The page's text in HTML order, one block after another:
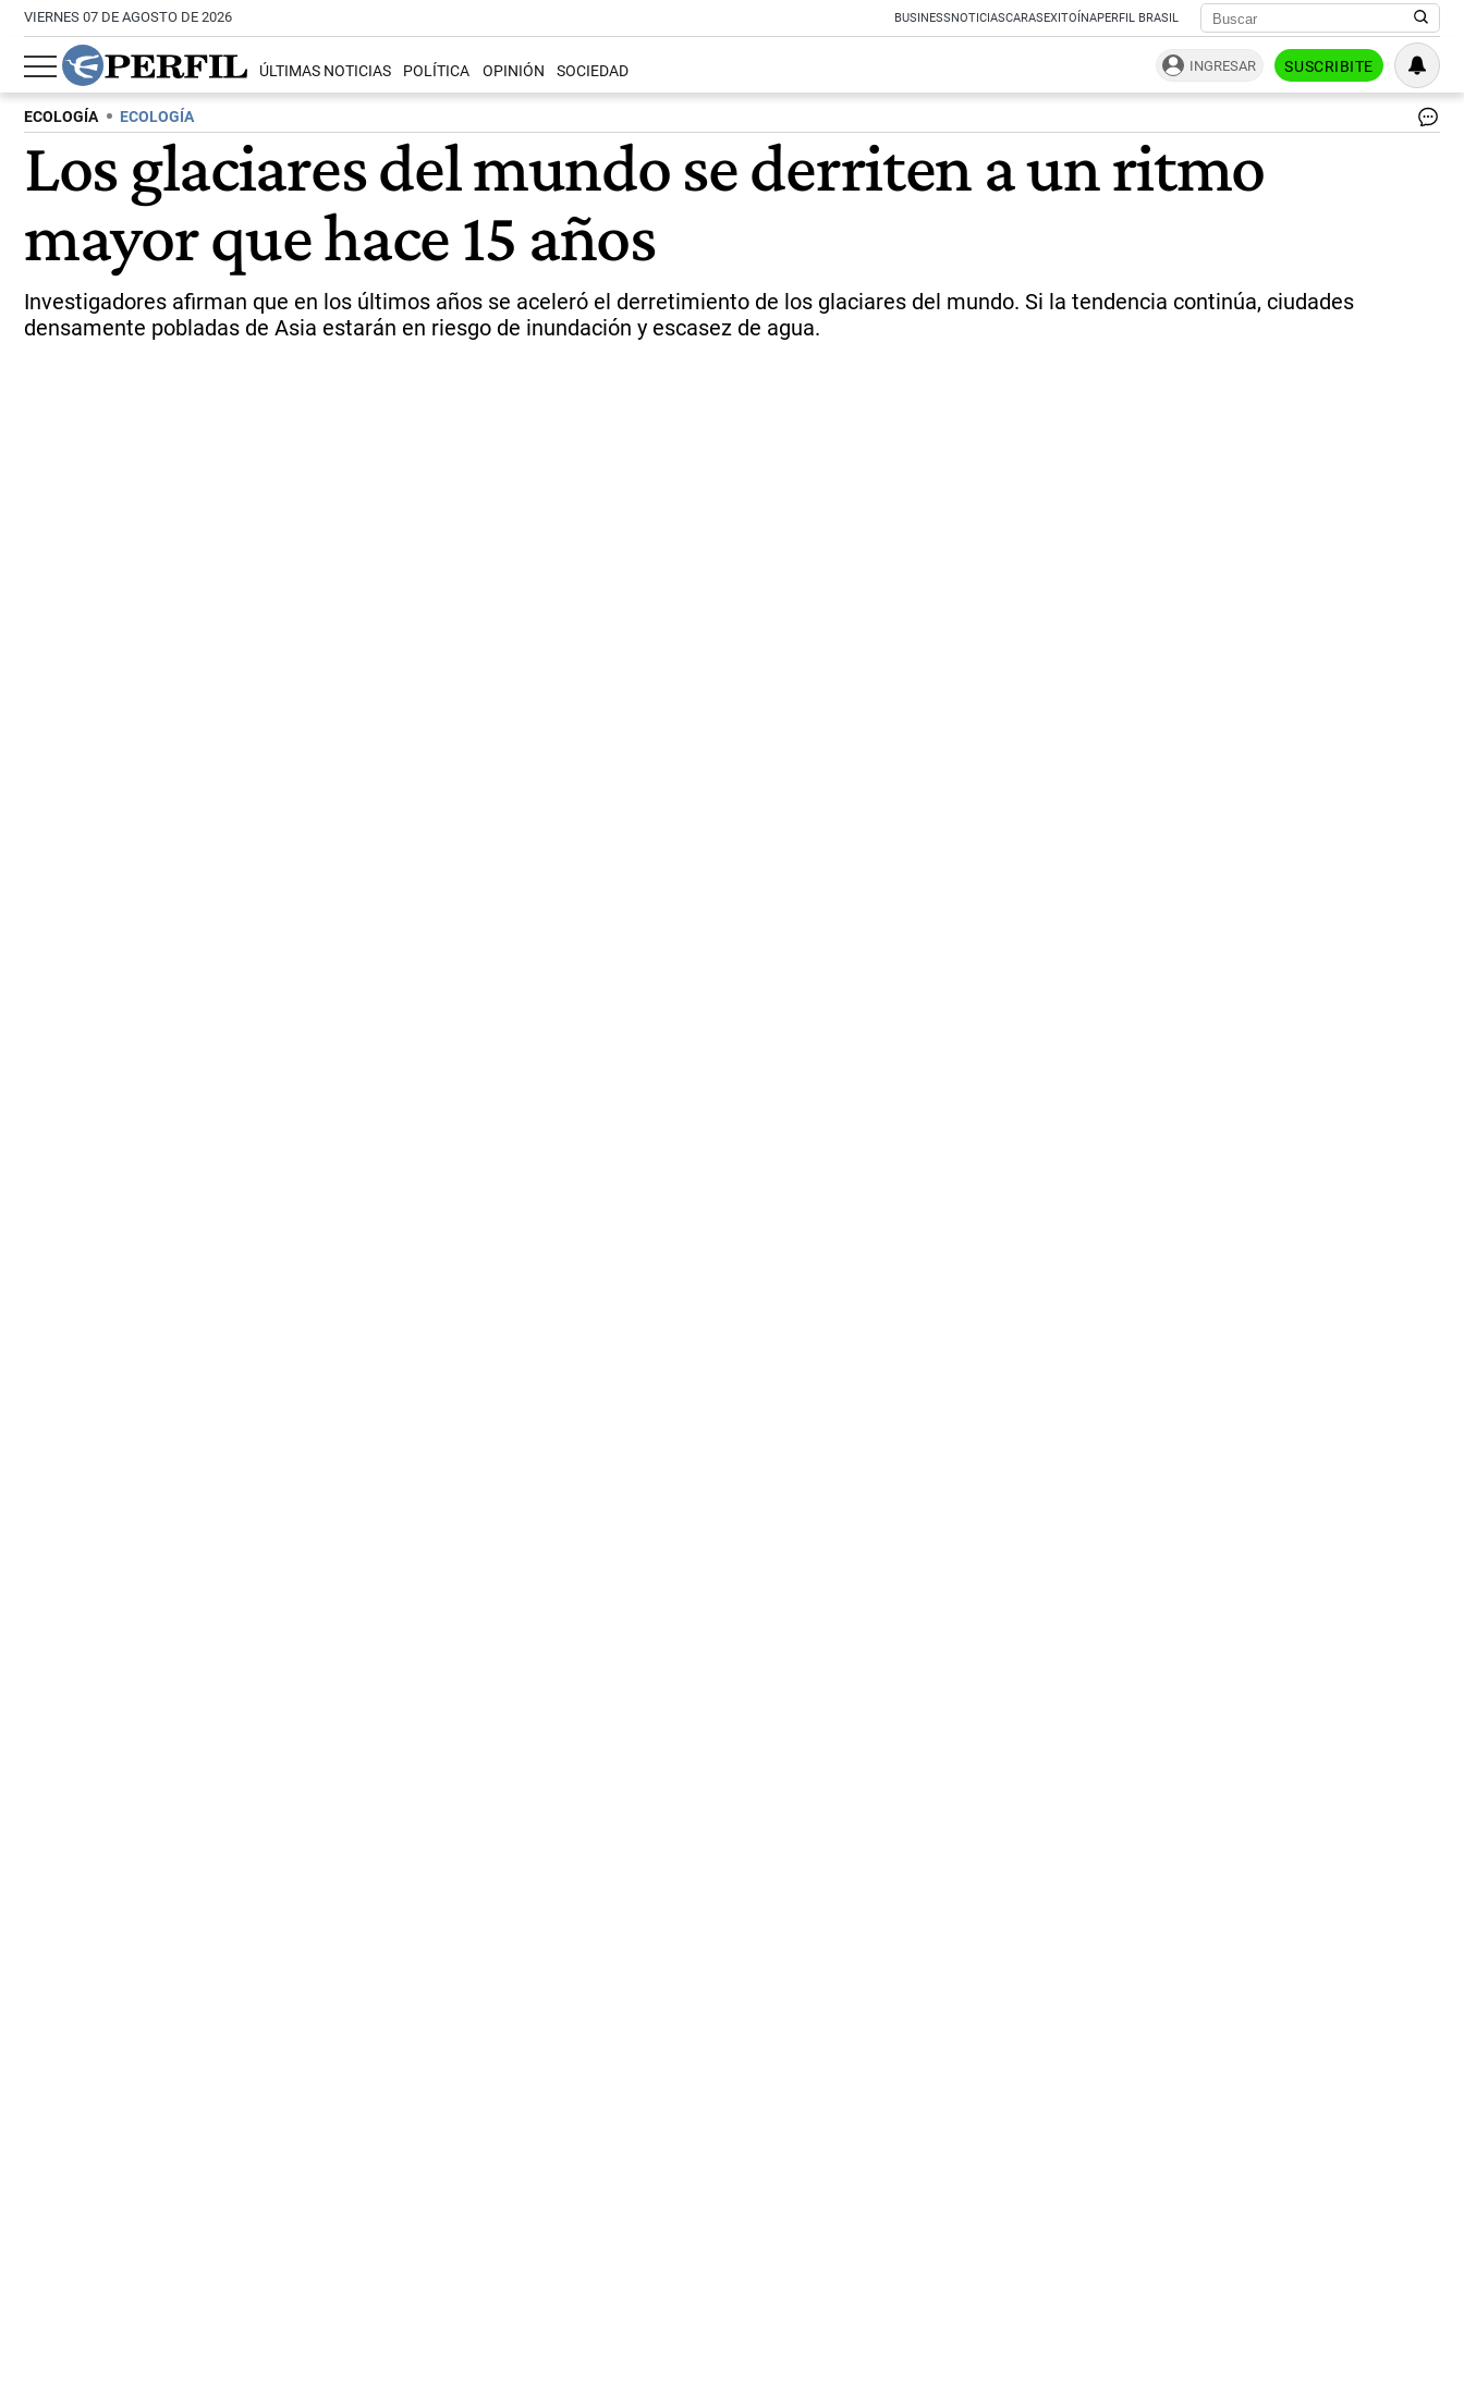
VIERNES 07 DE AGOSTO DE 2026 BUSINESSNOTICIASCARASEXITOÍNAPERFIL BRASIL
ÚLTIMAS NOTICIAS POLÍTICA OPINIÓN SOCIEDAD INGRESAR SUSCRIBITE
ECOLOGÍA ECOLOGÍA
Los glaciares del mundo se derriten a un ritmo
mayor que hace 15 años
Investigadores afirman que en los últimos años se aceleró el derretimiento de los glaciares del mundo. Si la tendencia continúa, ciudades
densamente pobladas de Asia estarán en riesgo de inundación y escasez de agua.